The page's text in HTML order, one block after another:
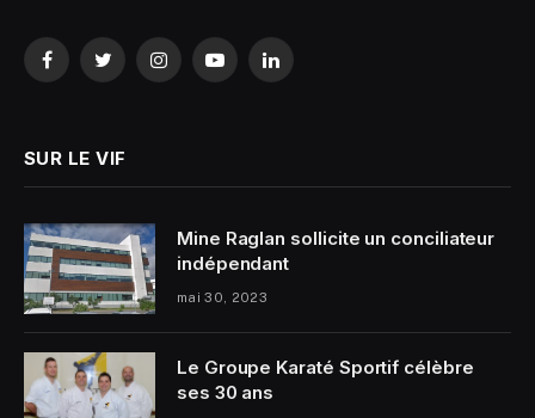
FacebookTwitterInstagramYouTubeLinkedIn
SUR LE VIF
Mine Raglan sollicite un conciliateur
indépendant
mai 30, 2023
Le Groupe Karaté Sportif célèbre
ses 30 ans